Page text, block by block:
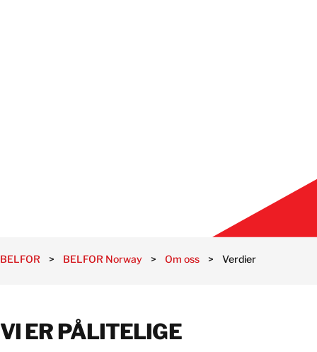
BELFOR > BELFOR Norway > Om oss > Verdier
VI ER PÅLITELIGE